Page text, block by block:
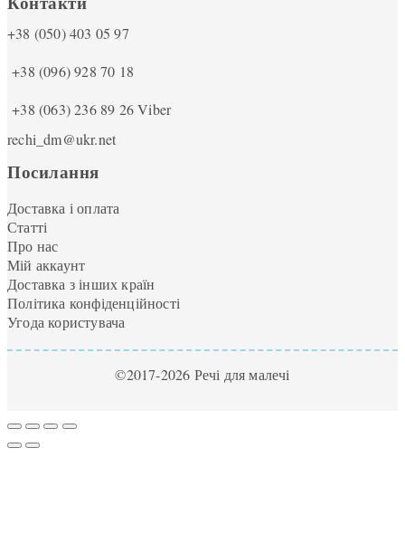
+38 (050) 403 05 97
+38 (096) 928 70 18
+38 (063) 236 89 26Viber
rechi_dm@ukr.net
Посилання
Доставка і оплата
Статті
Про нас
Мій аккаунт
Доставка з інших країн
Політика конфіденційності
Угода користувача
©2017-2026 Речі для малечі